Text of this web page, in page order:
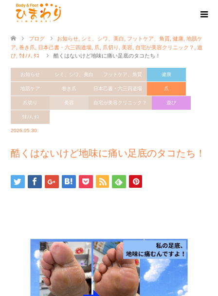
ブログ お知らせ シミ、シワ、美白 フットケア、角質 健康 地肌ケ
ア 巻き爪 日本己書・六三四道場 爪 爪切り 美容 自宅が美容クリニック？
遊
び ｳｵﾉﾒ､ﾀｺ 酷くはないけど地味に痛い足底のタコたち！
お知らせ シミ、シワ、美白 フットケア、角質 健康
地肌ケア 巻き爪 日本己書・六三四道場 爪
爪切り 美容 自宅が美容クリニック？ 遊び
ｳｵﾉﾒ､ﾀｺ
2026.05.30
酷くはないけど地味に痛い足底のタコたち！